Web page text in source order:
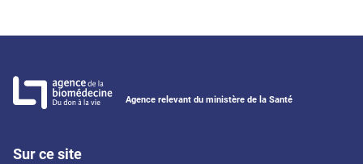
Agence relevant du ministère de la Santé
Sur ce site